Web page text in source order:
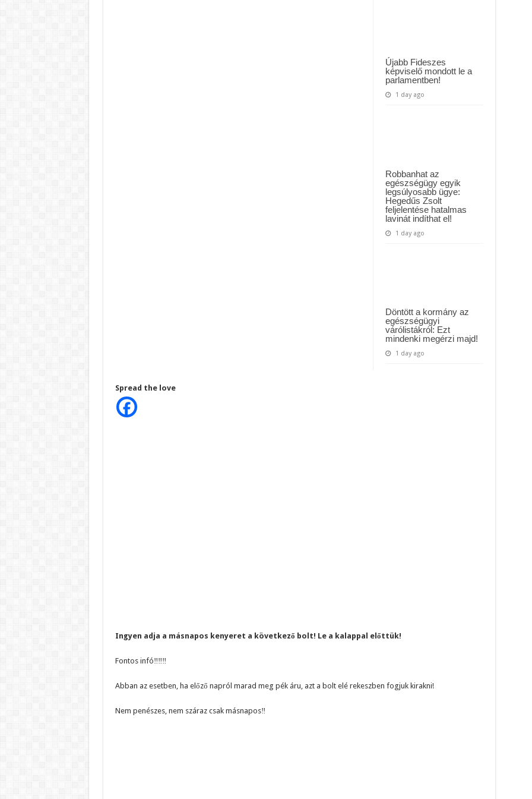
Újabb Fideszes
képviselő mondott le a
parlamentben!
1 day ago
Robbanhat az
egészségügy egyik
legsúlyosabb ügye:
Hegedűs Zsolt
feljelentése hatalmas
lavinát indíthat el!
1 day ago
Döntött a kormány az
egészségügyi
várólistákról: Ezt
mindenki megérzi majd!
1 day ago
Spread the love
Ingyen adja a másnapos kenyeret a következő bolt! Le a kalappal előttük!
Fontos infó‼️‼️‼️
Abban az esetben, ha előző napról marad meg pék áru, azt a bolt elé rekeszben fogjuk kirakni!
Nem penészes, nem száraz csak másnapos‼️